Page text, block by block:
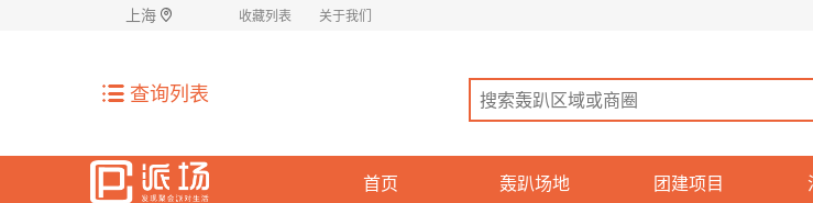
上海 收藏列表 关于我们
查询列表
首页 轰趴场地 团建项目